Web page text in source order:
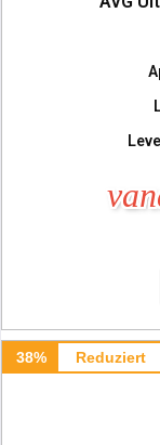
38% Reduziert